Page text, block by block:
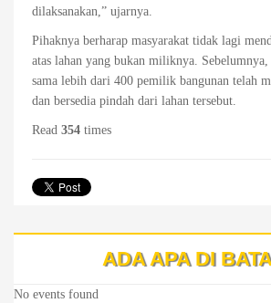
dilaksanakan,” ujarnya.
Pihaknya berharap masyarakat tidak lagi
atas lahan yang bukan miliknya.
sama lebih dari 400 pemilik bangunan telah
dan bersedia pindah dari lahan tersebut.
Read 354 times
ADA APA DI
No events found